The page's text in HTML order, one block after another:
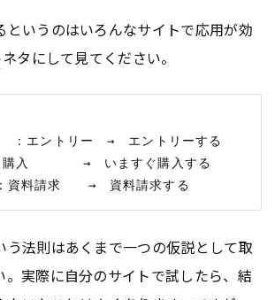
というのはいろんなサイトで応用が効
ネタにして見てください。
エントリー　→　エントリーする
購入　　　　→　いますぐ購入する
う法則はあくまで一つの仮説として取
。実際に自分のサイトで試したら、結